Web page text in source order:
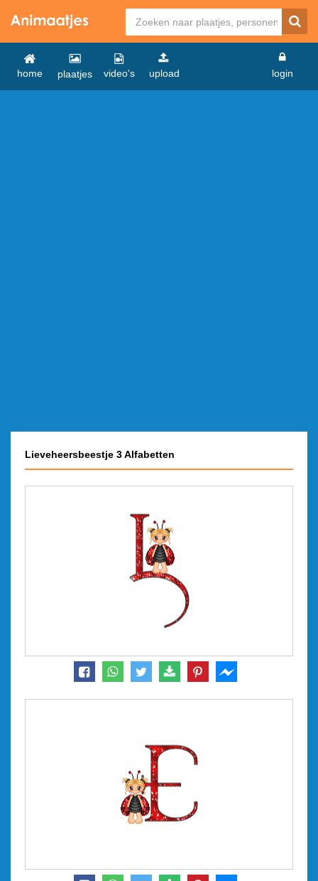
home plaatjes video's upload login
Lieveheersbeestje 3 Alfabetten